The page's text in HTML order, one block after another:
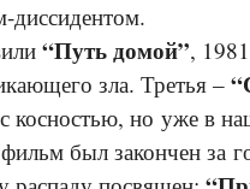
диссидентом.
“Путь домой”,
зла. Третья –
косностью, но уже в
был закончен за